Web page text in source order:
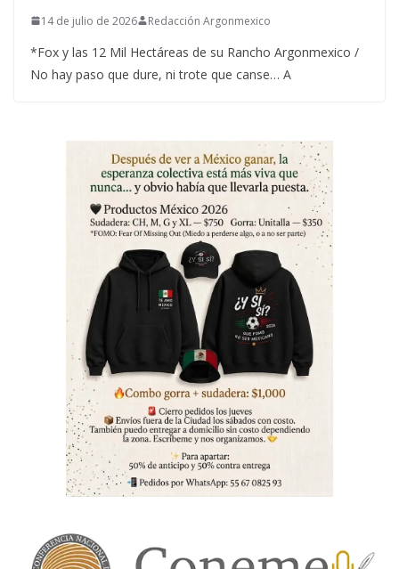
14 de julio de 2026 Redacción Argonmexico
*Fox y las 12 Mil Hectáreas de su Rancho Argonmexico /
No hay paso que dure, ni trote que canse… A